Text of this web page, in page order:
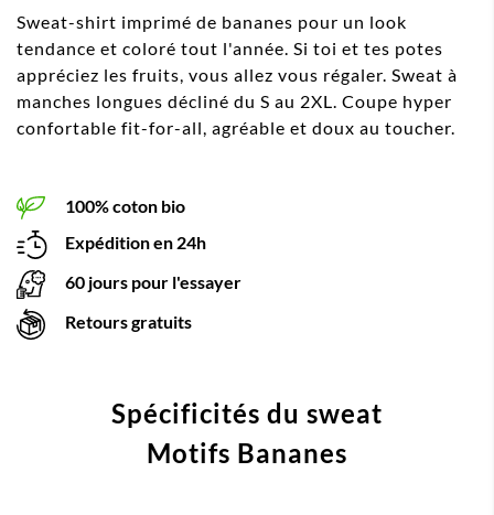
Sweat-shirt imprimé de bananes pour un look
tendance et coloré tout l'année. Si toi et tes potes
appréciez les fruits, vous allez vous régaler. Sweat à
manches longues décliné du S au 2XL. Coupe hyper
confortable fit-for-all, agréable et doux au toucher.
100% coton bio
Expédition en 24h
60 jours pour l'essayer
Retours gratuits
Spécificités du sweat
Motifs Bananes